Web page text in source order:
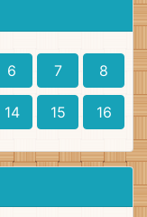
6 7 8
14 15 16